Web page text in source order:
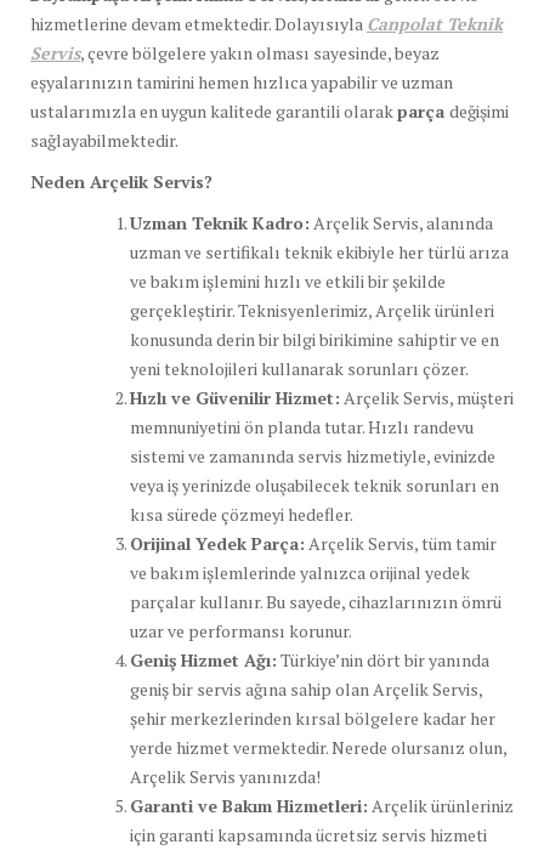
hizmetlerine devam etmektedir. Dolayısıyla Canpolat Teknik
Servis, çevre bölgelere yakın olması sayesinde, beyaz
eşyalarınızın tamirini hemen hızlıca yapabilir ve uzman
ustalarımızla en uygun kalitede garantili olarakparça değişimi
sağlayabilmektedir.
Neden Arçelik Servis?
Uzman Teknik Kadro: Arçelik Servis, alanında
uzman ve sertifikalı teknik ekibiyle her türlü arıza
ve bakım işlemini hızlı ve etkili bir şekilde
gerçekleştirir. Teknisyenlerimiz, Arçelik ürünleri
konusunda derin bir bilgi birikimine sahiptir ve en
yeni teknolojileri kullanarak sorunları çözer.
Hızlı ve Güvenilir Hizmet: Arçelik Servis, müşteri
memnuniyetini ön planda tutar. Hızlı randevu
sistemi ve zamanında servis hizmetiyle, evinizde
veya iş yerinizde oluşabilecek teknik sorunları en
kısa sürede çözmeyi hedefler.
Orijinal Yedek Parça: Arçelik Servis, tüm tamir
ve bakım işlemlerinde yalnızca orijinal yedek
parçalar kullanır. Bu sayede, cihazlarınızın ömrü
uzar ve performansı korunur.
Geniş Hizmet Ağı: Türkiye’nin dört bir yanında
geniş bir servis ağına sahip olan Arçelik Servis,
şehir merkezlerinden kırsal bölgelere kadar her
yerde hizmet vermektedir. Nerede olursanız olun,
Arçelik Servis yanınızda!
Garanti ve Bakım Hizmetleri: Arçelik ürünleriniz
için garanti kapsamında ücretsiz servis hizmeti